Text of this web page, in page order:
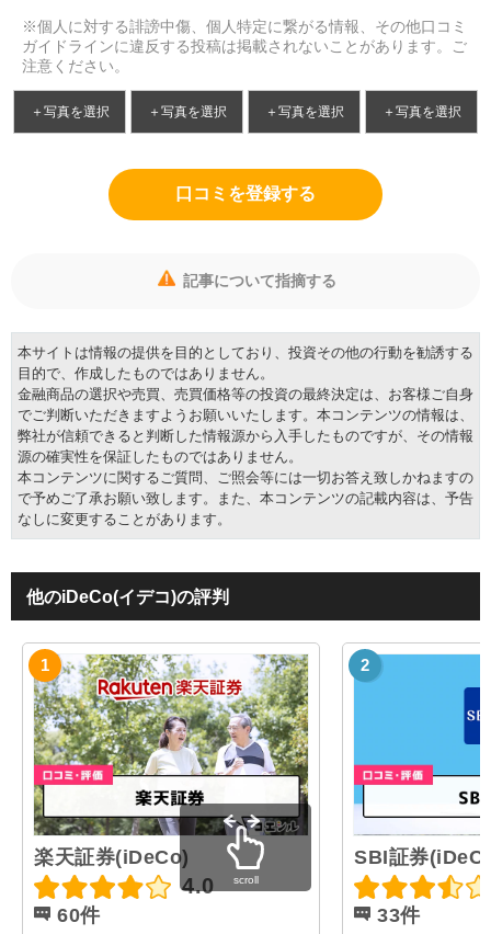
※個人に対する誹謗中傷、個人特定に繋がる情報、その他口コミ
ガイドラインに違反する投稿は掲載されないことがあります。ご
注意ください。
＋写真を選択 ＋写真を選択 ＋写真を選択 ＋写真を選択
口コミを登録する
記事について指摘する
本サイトは情報の提供を目的としており、投資その他の行動を勧誘する
目的で、作成したものではありません。
金融商品の選択や売買、売買価格等の投資の最終決定は、お客様ご自身
でご判断いただきますようお願いいたします。本コンテンツの情報は、
弊社が信頼できると判断した情報源から入手したものですが、その情報
源の確実性を保証したものではありません。
本コンテンツに関するご質問、ご照会等には一切お答え致しかねますの
で予めご了承お願い致します。また、本コンテンツの記載内容は、予告
なしに変更することがあります。
他のiDeCo(イデコ)の評判
楽天証券(iDeCo)
4.0
60件
SBI証券
33件
scroll